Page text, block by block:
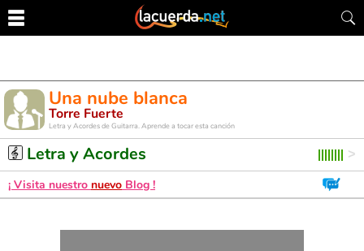
Una nube blanca
Torre Fuerte
Letra y Acordes de Guitarra. Aprende a tocar esta canción
Letra y Acordes
¡ Visita nuestro nuevo Blog !